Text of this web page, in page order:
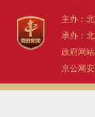
主办：
承办：
政府网站
京公网安